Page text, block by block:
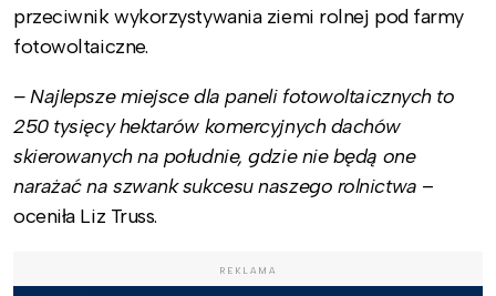
przeciwnik wykorzystywania ziemi rolnej pod farmy
fotowoltaiczne.
– Najlepsze miejsce dla paneli fotowoltaicznych to
250 tysięcy hektarów komercyjnych dachów
skierowanych na południe, gdzie nie będą one
narażać na szwank sukcesu naszego rolnictwa –
oceniła Liz Truss.
REKLAMA